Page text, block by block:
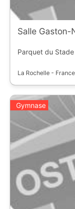
Salle Gaston-
Parquet du
La Rochelle - France
Gymnase